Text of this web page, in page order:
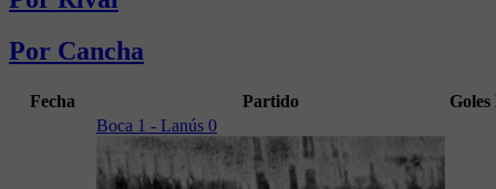
Por Cancha
Fecha Partido Goles
Boca 1 - Lanús 0